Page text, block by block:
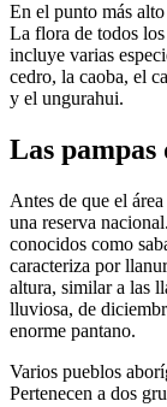
En el punto más
La flora de todos
incluye varias
cedro, la caoba, el
y el ungurahui.
Las pampas
Antes de que el
una reserva
conocidos como
caracteriza por
altura, similar a las
lluviosa, de
enorme pantano.
Varios pueblos
Pertenecen a dos